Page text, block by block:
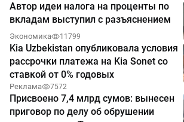
Автор идеи налога на проценты по
вкладам выступил с разъяснением
Экономика 11799
Kia Uzbekistan опубликовала условия
рассрочки платежа на Kia Sonet со
ставкой от 0% годовых
Реклама 7572
Присвоено 7,4 млрд сумов: вынесен
приговор по делу об обрушении